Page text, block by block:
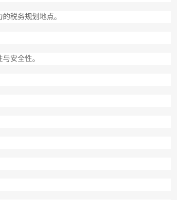
税务规划地点。
安全性。